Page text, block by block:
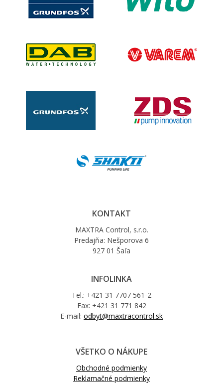
KONTAKT
MAXTRA Control, s.r.o.
Predajňa: Nešporova 6
927 01 Šaľa
INFOLINKA
Tel.: +421 31 7707 561-2
Fax: +421 31 771 842
E-mail: odbyt@maxtracontrol.sk
VŠETKO O NÁKUPE
Obchodné podmienky
Reklamačné podmienky